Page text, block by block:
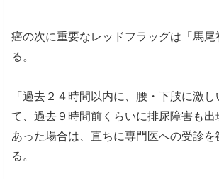
癌の次に重要なレッドフラッグは「馬尾
る。
「過去２４時間以内に、腰・下肢に激
て、過去９時間前くらいに排尿障害も
あった場合は、直ちに専門医への受診
る。